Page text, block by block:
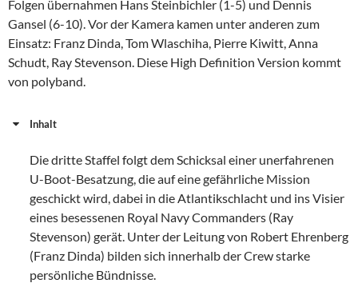
Folgen übernahmen Hans Steinbichler (1-5) und Dennis
Gansel (6-10). Vor der Kamera kamen unter anderen zum
Einsatz: Franz Dinda, Tom Wlaschiha, Pierre Kiwitt, Anna
Schudt, Ray Stevenson. Diese High Definition Version kommt
von polyband.
Inhalt
Die dritte Staffel folgt dem Schicksal einer unerfahrenen
U-Boot-Besatzung, die auf eine gefährliche Mission
geschickt wird, dabei in die Atlantikschlacht und ins Visier
eines besessenen Royal Navy Commanders (Ray
Stevenson) gerät. Unter der Leitung von Robert Ehrenberg
(Franz Dinda) bilden sich innerhalb der Crew starke
persönliche Bündnisse.